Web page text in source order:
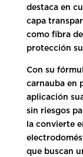
destaca en
capa
como fibra
protección
Con su
carnauba en
aplicación
sin riesgos
la convierte
que buscan